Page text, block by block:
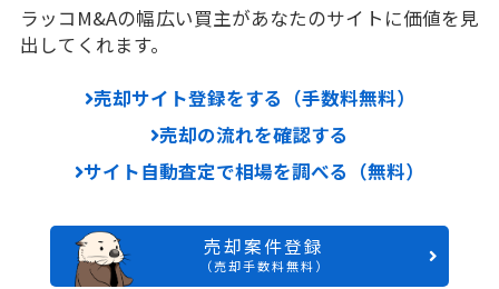
ラッコM&Aの幅広い買主があなたのサイトに価値を見
出してくれます。
売却サイト登録をする（手数料無料）
売却の流れを確認する
サイト自動査定で相場を調べる（無料）
売却案件登録
（売却手数料無料）